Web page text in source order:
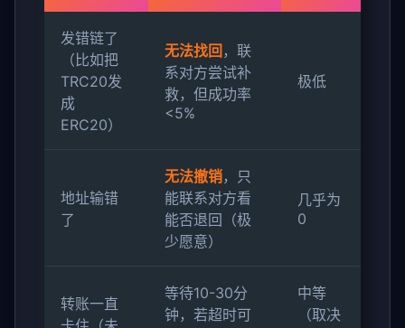
发错链了
（比如把
TRC20发
成
ERC20）
无法找回 ，联
系对方尝试补
救，但成功率
<5%
极低
地址输错
了
无法撤销，只
能联系对方看
能否退回（极
少愿意）
几乎为
0
转账一直
等待10-30分
钟，若超时可
中等
（取决